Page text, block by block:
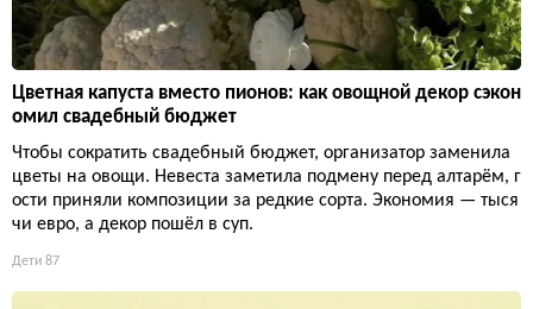
Цветная капуста вместо пионов: как овощной декор сэкон
омил свадебный бюджет
Чтобы сократить свадебный бюджет, организатор заменила
цветы на овощи. Невеста заметила подмену перед алтарём, г
ости приняли композиции за редкие сорта. Экономия — тыся
чи евро, а декор пошёл в суп.
Дети 87